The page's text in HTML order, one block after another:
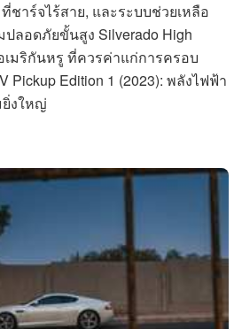
ชาร์จไร้สาย, และระบบช่วยเหลือ
ลอดภัยขั้นสูง Silverado High
เมริกันหรู ที่ควรค่าแก่การครอบ
Pickup Edition 1 (2023): พลังไฟฟ้า
งใหญ่